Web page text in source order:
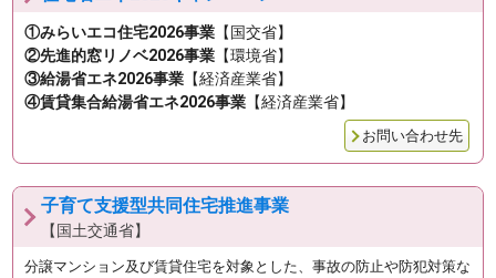
①みらいエコ住宅2026事業 【国交省】
②先進的窓リノベ2026事業 【環境省】
③給湯省エネ2026事業 【経済産業省】
④賃貸集合給湯省エネ2026事業 【経済産業省】
お問い合わせ先
子育て支援型共同住宅推進事業
【国土交通省】
分譲マンション及び賃貸住宅を対象とした、事故の防止や防犯対策な